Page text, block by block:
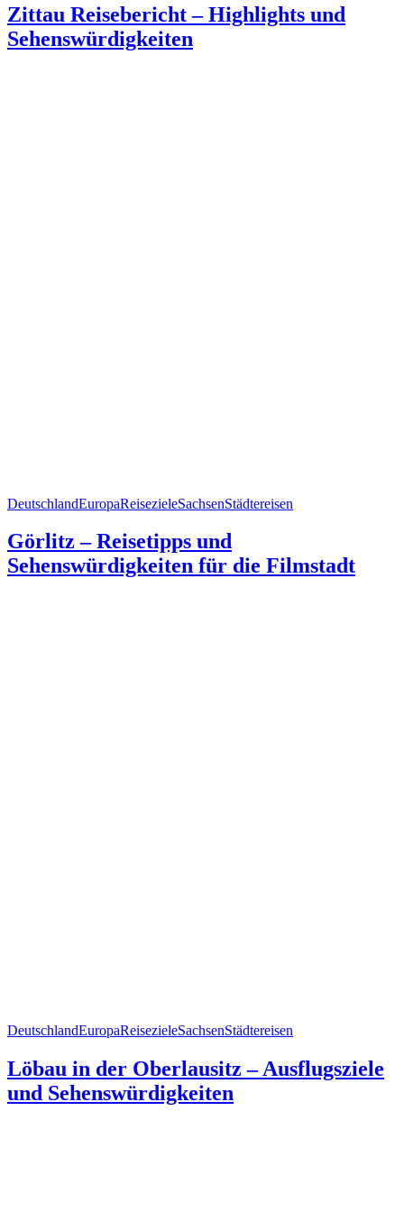
Zittau Reisebericht – Highlights und
Sehenswürdigkeiten
DeutschlandEuropaReisezieleSachsenStädtereisen
Görlitz – Reisetipps und
Sehenswürdigkeiten für die Filmstadt
DeutschlandEuropaReisezieleSachsenStädtereisen
Löbau in der Oberlausitz – Ausflugsziele
und Sehenswürdigkeiten